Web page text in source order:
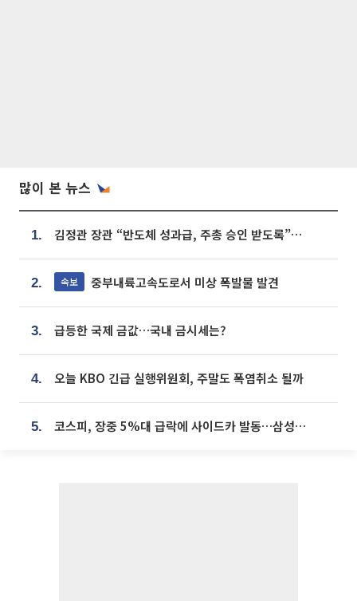
많이 본 뉴스
1. 김정관 장관 “반도체 성과급, 주총 승인 받도록”…상법·자본시장법 개정 시사
2. 속보 중부내륙고속도로서 미상 폭발물 발견
3. 급등한 국제 금값…국내 금시세는?
4. 오늘 KBO 긴급 실행위원회, 주말도 폭염취소 될까
5. 코스피, 장중 5%대 급락에 사이드카 발동…삼성·SK 동반 폭락